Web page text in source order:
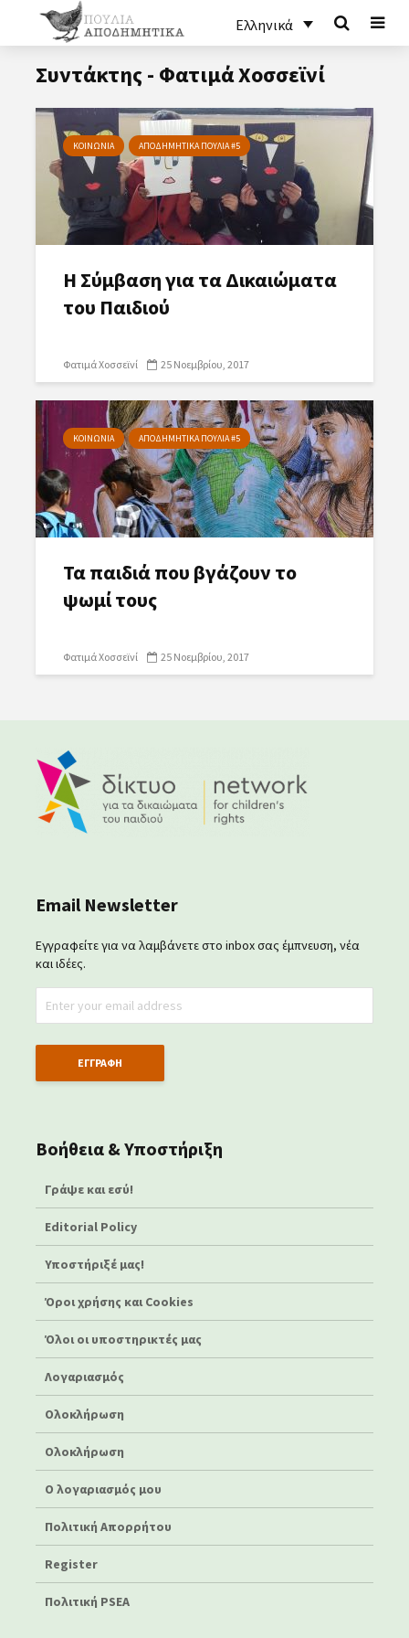
Ελληνικά
Συντάκτης - Φατιμά Χοσσεϊνί
ΚΟΙΝΩΝΙΑ ΑΠΟΔΗΜΗΤΙΚΑ ΠΟΥΛΙΑ #5
Η Σύμβαση για τα Δικαιώματα
του Παιδιού
Φατιμά Χοσσεϊνί 25 Νοεμβρίου, 2017
ΚΟΙΝΩΝΙΑ ΑΠΟΔΗΜΗΤΙΚΑ ΠΟΥΛΙΑ #5
Τα παιδιά που βγάζουν το
ψωμί τους
Φατιμά Χοσσεϊνί 25 Νοεμβρίου, 2017
Email Newsletter
Εγγραφείτε για να λαμβάνετε στο inbox σας έμπνευση, νέα
και ιδέες.
Βοήθεια & Υποστήριξη
Γράψε και εσύ!
Editorial Policy
Υποστήριξέ μας!
Όροι χρήσης και Cookies
Όλοι οι υποστηρικτές μας
Λογαριασμός
Ολοκλήρωση
Ολοκλήρωση
Ο λογαριασμός μου
Πολιτική Απορρήτου
Register
Πολιτική PSEA